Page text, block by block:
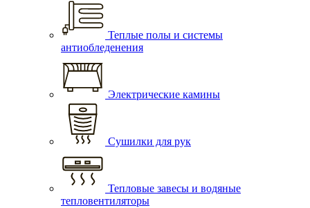
Теплые полы и системы
антиобледенения
Электрические камины
Сушилки для рук
Тепловые завесы и водяные
тепловентиляторы